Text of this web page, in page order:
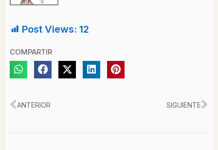
Post Views: 12
COMPARTIR
Ant
ANTERIOR SIGUIENTE